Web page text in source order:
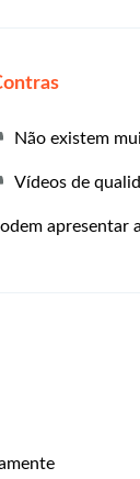
Não existem
Vídeos de
apresentar